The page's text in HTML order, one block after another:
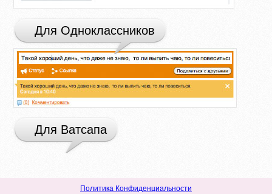
Для Одноклассников
Для Ватсапа
Политика Конфиденциальности